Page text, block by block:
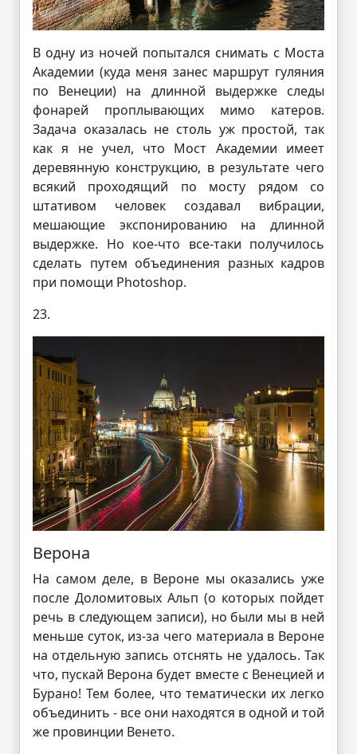
В одну из ночей попытался снимать с Моста
Академии (куда меня занес маршрут гуляния
по Венеции) на длинной выдержке следы
фонарей проплывающих мимо катеров.
Задача оказалась не столь уж простой, так
как я не учел, что Мост Академии имеет
деревянную конструкцию, в результате чего
всякий проходящий по мосту рядом со
штативом человек создавал вибрации,
мешающие экспонированию на длинной
выдержке. Но кое-что все-таки получилось
сделать путем объединения разных кадров
при помощи Photoshop.
23.
Верона
На самом деле, в Вероне мы оказались уже
после Доломитовых Альп (о которых пойдет
речь в следующем записи), но были мы в ней
меньше суток, из-за чего материала в Вероне
на отдельную запись отснять не удалось. Так
что, пускай Верона будет вместе с Венецией и
Бурано! Тем более, что тематически их легко
объединить - все они находятся в одной и той
же провинции Венето.